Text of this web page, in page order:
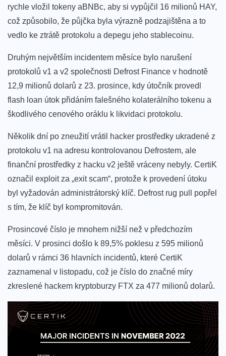
rychle vložil tokeny aBNBc, aby si vypůjčil 16 milionů HAY,
což způsobilo, že půjčka byla výrazně podzajištěna a to
vedlo ke ztrátě protokolu a depegu jeho stablecoinu.
Druhým největším incidentem měsíce bylo narušení
protokolů v1 a v2 společnosti Defrost Finance v hodnotě
12,9 milionů dolarů z 23. prosince, kdy útočník provedl
flash loan útok přidáním falešného kolaterálního tokenu a
škodlivého cenového oráklu k likvidaci protokolu.
Několik dní po zneužití vrátil hacker prostředky ukradené z
protokolu v1 na adresu kontrolovanou Defrostem, ale
finanční prostředky z hacku v2 ještě vráceny nebyly. CertiK
označil exploit za „exit scam“, protože k provedení útoku
byl vyžadován administrátorský klíč. Defrost rug pull popřel
s tím, že klíč byl kompromitován.
Prosincové číslo je mnohem nižší než v předchozím
měsíci. V prosinci došlo k 89,5% poklesu z 595 milionů
dolarů v rámci 36 hlavních incidentů, které CertiK
zaznamenal v listopadu, což je číslo do značné míry
zkreslené hackem kryptoburzy FTX za 477 milionů dolarů.